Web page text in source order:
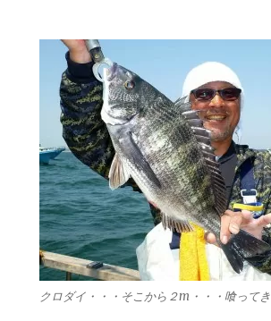
クロダイ・・・そこから２m・・・喰って